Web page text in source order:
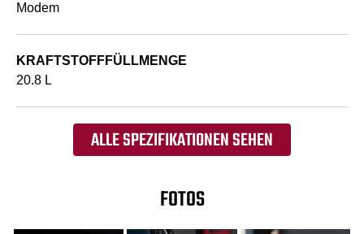
Modem
KRAFTSTOFFFÜLLMENGE
20.8 L
ALLE SPEZIFIKATIONEN SEHEN
FOTOS